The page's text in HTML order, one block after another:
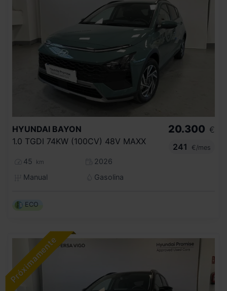
HYUNDAI BAYON
1.0 TGDI 74KW (100CV) 48V MAXX
45 km
2026
Manual
Gasolina
20.300 €
241
€/mes
ECO